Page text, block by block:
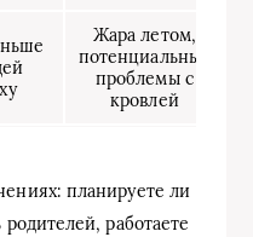
Жара летом,
потенциальные
проблемы с
кровлей
планируете ли
работаете